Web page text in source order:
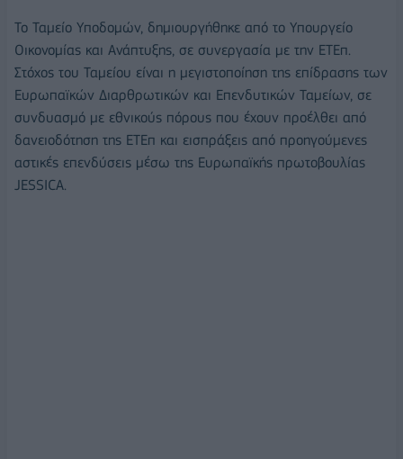
Το Ταμείο Υποδομών, δημιουργήθηκε από το Υπουργείο
Οικονομίας και Ανάπτυξης, σε συνεργασία με την ΕΤΕπ.
Στόχος του Ταμείου είναι η μεγιστοποίηση της επίδρασης των
Ευρωπαϊκών Διαρθρωτικών και Επενδυτικών Ταμείων, σε
συνδυασμό με εθνικούς πόρους που έχουν προέλθει από
δανειοδότηση της ΕΤΕπ και εισπράξεις από προηγούμενες
αστικές επενδύσεις μέσω της Ευρωπαϊκής πρωτοβουλίας
JESSICA.